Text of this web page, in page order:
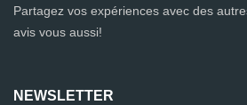
Partagez vos expériences avec des
avis vous aussi!
NEWSLETTER